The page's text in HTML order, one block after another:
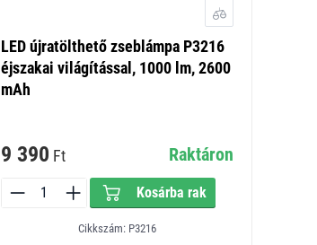
LED újratölthető zseblámpa P3216
éjszakai világítással, 1000 lm, 2600
mAh
9 390 Ft Raktáron
Kosárba rak
Cikkszám: P3216